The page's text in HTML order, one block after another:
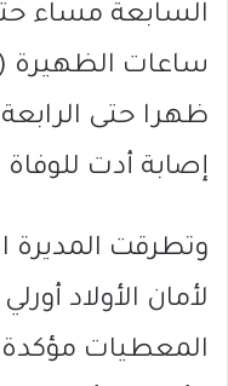
السابعة مساء
ساعات الظهيرة
إصابة أدت للوفاة
وتطرقت المديرة
لأمان الأولاد
المعطيات مؤكدة